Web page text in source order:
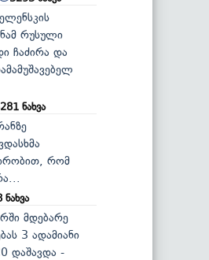
რუსული
ჩაძირა და
ნახვა
რომ
ნახვა
მდებარე
3 ადამიანი
დაშავდა -